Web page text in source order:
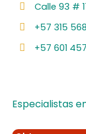
Calle 93 #
+57 315
+57 601
Especialistas